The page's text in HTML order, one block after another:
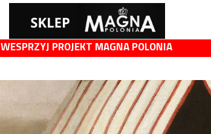
WESPRZYJ PROJEKT MAGNA POLONIA